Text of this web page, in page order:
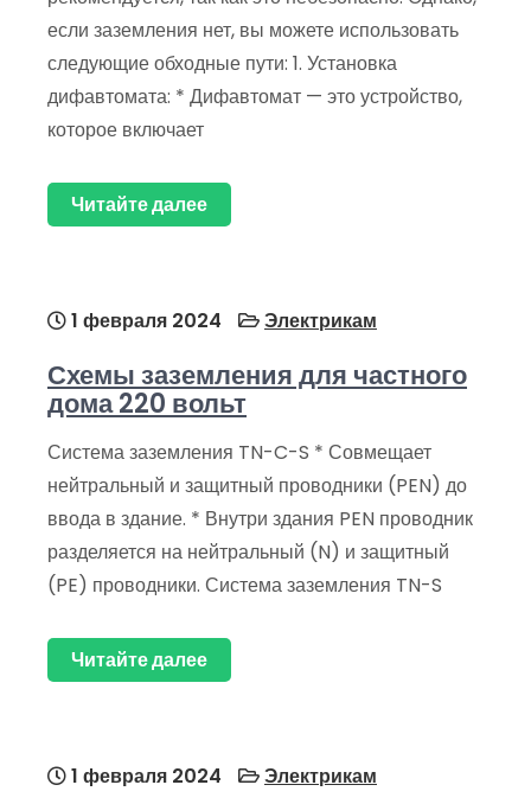
если заземления нет, вы можете использовать
следующие обходные пути: 1. Установка
дифавтомата: * Дифавтомат — это устройство,
которое включает
Читайте далее
1 февраля 2024 Электрикам
Схемы заземления для частного
дома 220 вольт
Система заземления TN-C-S * Совмещает
нейтральный и защитный проводники (PEN) до
ввода в здание. * Внутри здания PEN проводник
разделяется на нейтральный (N) и защитный
(PE) проводники. Система заземления TN-S
Читайте далее
1 февраля 2024 Электрикам